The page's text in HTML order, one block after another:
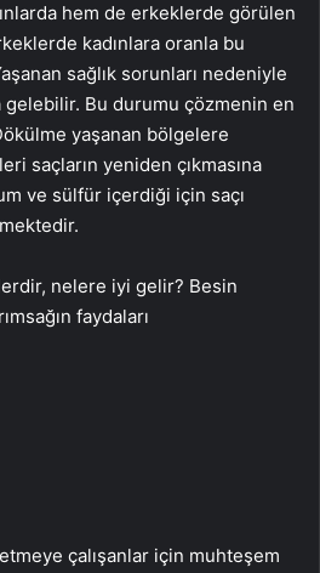
hem de erkeklerde görülen
kadınlara oranla bu
sağlık sorunları nedeniyle
Bu durumu çözmenin en
yaşanan bölgelere
saçların yeniden çıkmasına
ve sülfür içerdiği için saçı
nelere iyi gelir? Besin
faydaları
çalışanlar için muhteşem